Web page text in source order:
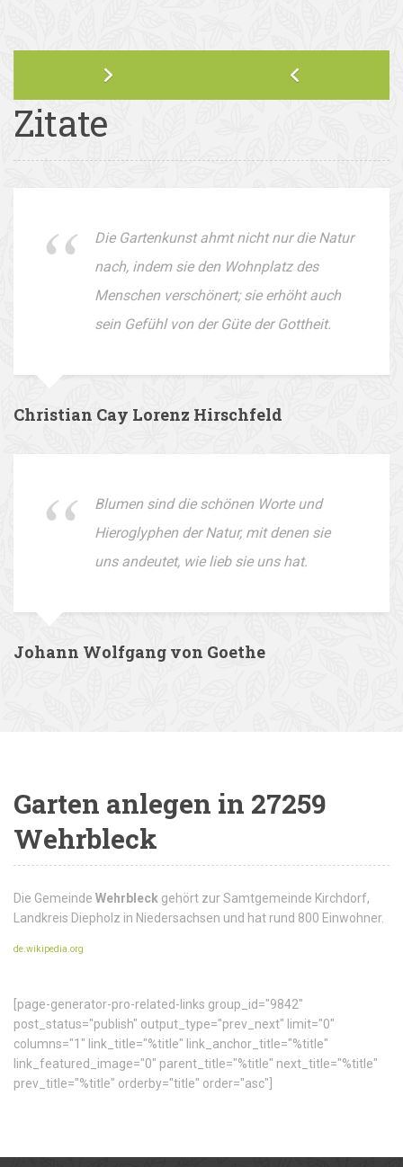
Zitate
Die Gartenkunst ahmt nicht nur die Natur
nach, indem sie den Wohnplatz des
Menschen verschönert; sie erhöht auch
sein Gefühl von der Güte der Gottheit.
Christian Cay Lorenz Hirschfeld
Blumen sind die schönen Worte und
Hieroglyphen der Natur, mit denen sie
uns andeutet, wie lieb sie uns hat.
Johann Wolfgang von Goethe
Garten anlegen in 27259
Wehrbleck
Die Gemeinde Wehrbleck gehört zur Samtgemeinde Kirchdorf,
Landkreis Diepholz in Niedersachsen und hat rund 800 Einwohner.
de.wikipedia.org
[page-generator-pro-related-links group_id="9842"
post_status="publish" output_type="prev_next" limit="0"
columns="1" link_title="%title" link_anchor_title="%title"
link_featured_image="0" parent_title="%title" next_title="%title"
prev_title="%title" orderby="title" order="asc"]